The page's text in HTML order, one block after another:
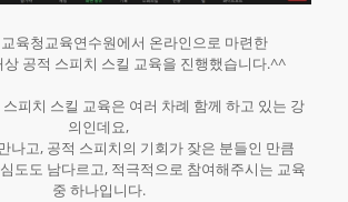
육청교육연수원에서 온라인으로 마련한
상 공적 스피치 스킬 교육을 진행했습니다.^^
피치 스킬 교육은 여러 차례 함께 하고 있는 강
의인데요,
나고, 공적 스피치의 기회가 잦은 분들인 만큼
도도 남다르고, 적극적으로 참여해주시는 교육
중 하나입니다.